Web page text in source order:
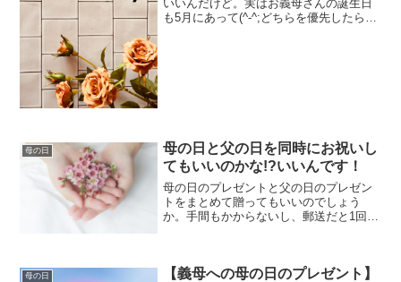
いいんだけど。実はお義母さんの誕生日
も5月にあって(^-^;どちらを優先したらい
母の日
母の日と父の日を同時にお祝いし
てもいいのかな!?いいんです！
母の日のプレゼントと父の日のプレゼン
トをまとめて贈ってもいいのでしょう
か。手間もかからないし、郵送だと1回で
月の第3日曜...
母の日
【義母への母の日のプレゼント】